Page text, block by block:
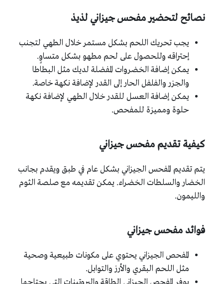
نصائح لتحضير مفحس جيزاني لذيذ
يجب تحريك اللحم بشكل مستمر خلال الطهي لتجنب
إحتراقه وللحصول على لحم مطهو بشكل متساوٍ.
يمكن إضافة الخضروات المفضلة لديك مثل البطاطا
والجزر والفلفل الحار إلى القدر لإضافة نكهة خاصة.
يمكن إضافة العسل للقدر خلال الطهي لإضافة نكهة
حلوة ومميزة للمفحص.
كيفية تقديم مفحس جيزاني
يتم تقديم المفحس الجيزاني بشكل عام في طبق ويقدم بجانب
الخضار والسلطات الخضراء. يمكن تقديمه مع صلصة الثوم
والليمون.
فوائد مفحس جيزاني
المفحص الجيزاني يحتوي على مكونات طبيعية وصحية
مثل اللحم البقري والأرز والتوابل.